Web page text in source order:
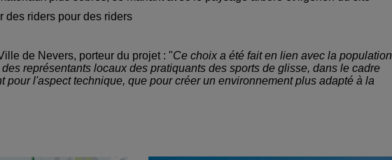
des riders pour des riders
de Nevers, porteur du projet : "Ce choix a été fait en lien avec la population
représentants locaux des pratiquants des sports de glisse, dans le cadre
pour l'aspect technique, que pour créer un environnement plus adapté à la